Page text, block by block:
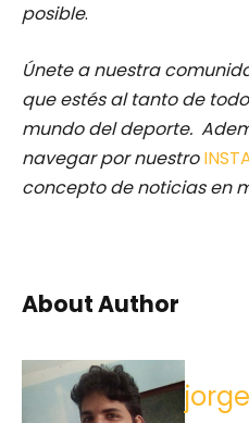
posible.
Únete a nuestra
que estés al tanto de
mundo del deporte.
navegar por nuestro
concepto de noticias en
About Author